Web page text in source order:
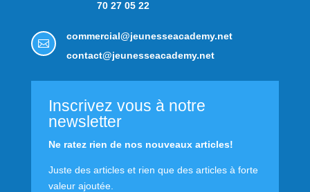
70 27 05 22

commercial@jeunesseacademy.net
contact@jeunesseacademy.net
Inscrivez vous à notre
newsletter
Ne ratez rien de nos nouveaux articles!
Juste des articles et rien que des articles à forte
valeur ajoutée.